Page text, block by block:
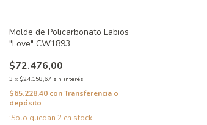
Molde de Policarbonato Labios
"Love" CW1893
$72.476,00
3 x $24.158,67 sin interés
$65.228,40 con Transferencia o
depósito
¡Solo quedan 2en stock!